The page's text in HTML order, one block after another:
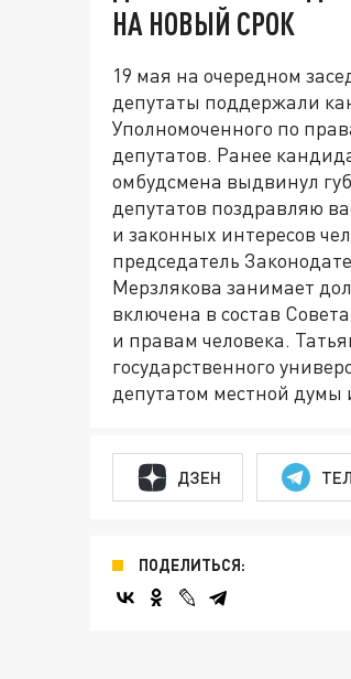
НА НОВЫЙ СРОК
19 мая на очередном
депутаты поддержали
Уполномоченного по
депутатов. Ранее
омбудсмена выдвинул
депутатов поздравляю
и законных интересов
председатель
Мерзлякова занимает
включена в состав
и правам человека.
государственного
депутатом местной
ДЗЕН
ПОДЕЛИТЬСЯ: